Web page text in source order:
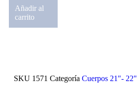
Añadir al
carrito
SKU 1571 Categoría Cuerpos 21"- 22"